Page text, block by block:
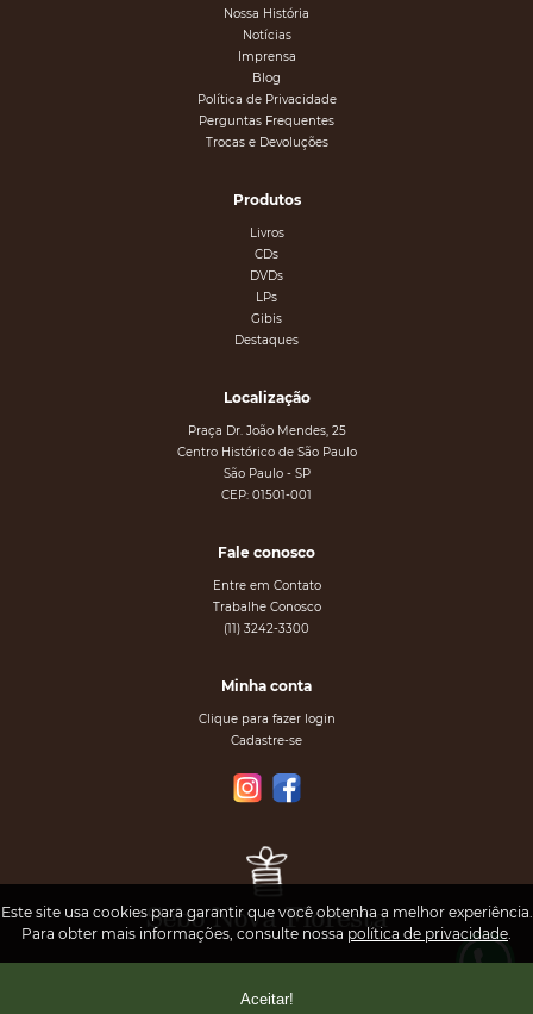
Este site usa cookies para garantir que você obtenha a melhor experiência.
Para obter mais informações, consulte nossa política de privacidade.
Aceitar!
Nossa História
Notícias
Imprensa
Blog
Política de Privacidade
Perguntas Frequentes
Trocas e Devoluções
Produtos
Livros
CDs
DVDs
LPs
Gibis
Destaques
Localização
Praça Dr. João Mendes, 25
Centro Histórico de São Paulo
São Paulo - SP
CEP: 01501-001
Fale conosco
Entre em Contato
Trabalhe Conosco
(11) 3242-3300
Minha conta
Clique para fazer login
Cadastre-se